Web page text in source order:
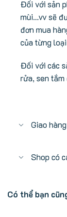
Đối với sản
mùi...vv sẽ
đơn mua
của từng
Đối với các
rửa, sen
Giao
Shop có
Có thể bạn